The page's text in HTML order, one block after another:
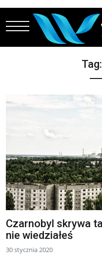
Przejdź do treści
Tag:
Czarnobyl skrywa
nie wiedziałeś
30 stycznia 2020